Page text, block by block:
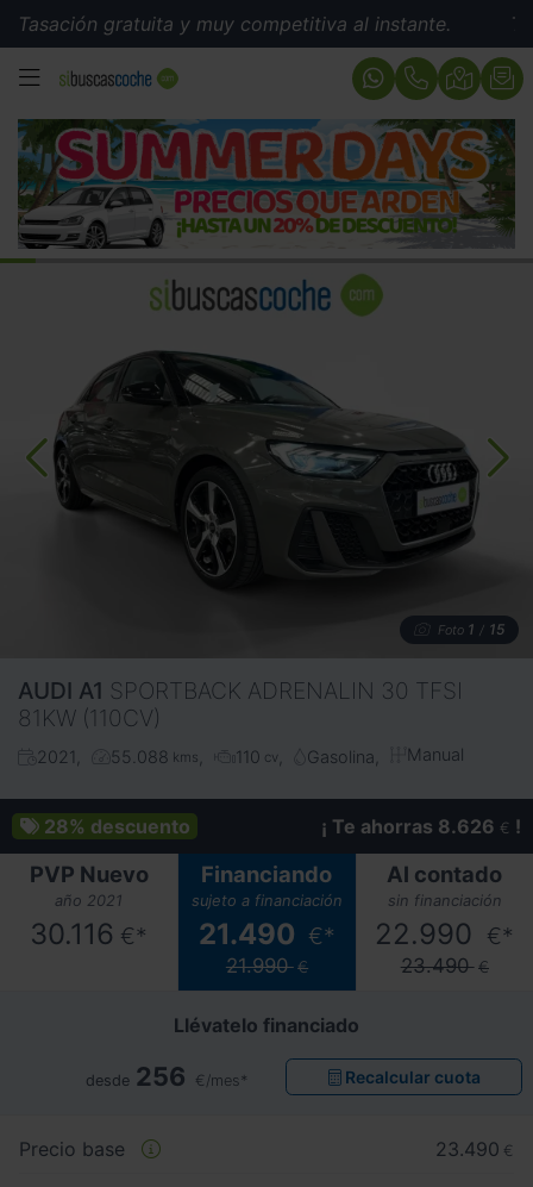
gratuita y muy competitiva al instante.
MENÚ
Foto 1 / 15
AUDI A1 SPORTBACK ADRENALIN 30 TFSI
81KW (110CV)
2021 55.088 kms 110 cv Gasolina Manual
28% descuento ¡ Te ahorras 8.626 € !
PVP Nuevo
año 2021
30.116 €*
Financiando
sujeto a financiación
21.490 €*
21.990 €
Al contado
sin financiación
22.990 €*
23.490 €
Llévatelo financiado
desde 256 €/mes* Recalcular cuota
Precio base 23.490 €